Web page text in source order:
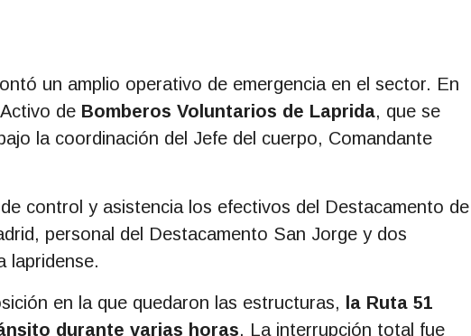
un amplio operativo de emergencia en el sector. En
de Bomberos Voluntarios de Laprida, que se
la coordinación del Jefe del cuerpo, Comandante
control y asistencia los efectivos del Destacamento de
personal del Destacamento San Jorge y dos
lapridense.
en la que quedaron las estructuras,
la Ruta 51
durante varias horas. La interrupción total fue